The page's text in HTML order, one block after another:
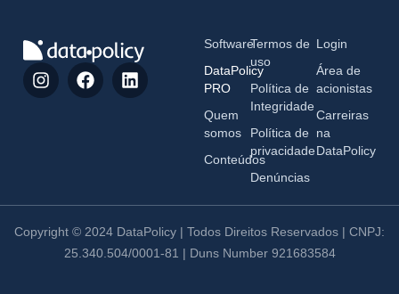
Software
DataPolicy
PRO
Quem
somos
Conteúdos
Termos de
uso
Política de
Integridade
Política de
privacidade
Denúncias
Login
Área de
acionistas
Carreiras
na
DataPolicy
Copyright © 2024 DataPolicy | Todos Direitos Reservados | CNPJ:
25.340.504/0001-81 | Duns Number 921683584